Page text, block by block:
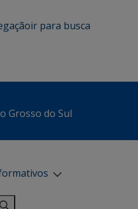
ir para busca
Grosso do Sul